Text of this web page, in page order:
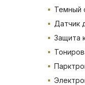
Темный
Датчик
Защита